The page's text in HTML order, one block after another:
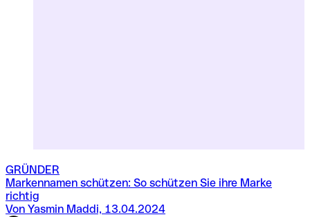
GRÜNDER
Markennamen schützen: So schützen Sie ihre Marke
richtig
Von Yasmin Maddi, 13.04.2024